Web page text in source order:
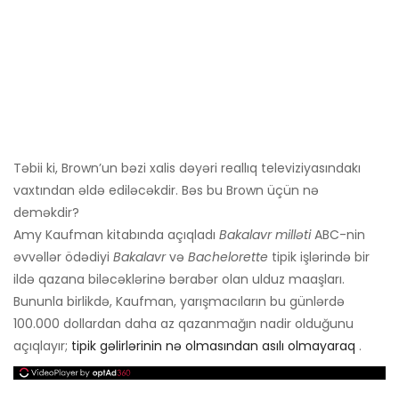
Təbii ki, Brown’un ​​bəzi xalis dəyəri reallıq televiziyasındakı
vaxtından əldə ediləcəkdir. Bəs bu Brown üçün nə
deməkdir?
Amy Kaufman kitabında açıqladı Bakalavr millətiABC-nin
əvvəllər ödədiyi Bakalavrvə Bachelorette tipik işlərində bir
ildə qazana biləcəklərinə bərabər olan ulduz maaşları.
Bununla birlikdə, Kaufman, yarışmacıların bu günlərdə
100.000 dollardan daha az qazanmağın nadir olduğunu
açıqlayır; tipik gəlirlərinin nə olmasından asılı olmayaraq .